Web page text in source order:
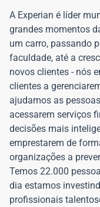
A Experian é líder
grandes momentos
um carro, passando
faculdade, até a
novos clientes - nós
clientes a
ajudamos as
acessarem serviços
decisões mais
emprestarem de
organizações a
Temos 22.000
dia estamos
profissionais